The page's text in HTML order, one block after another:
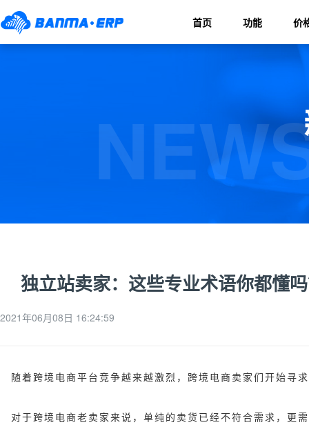
首页 功能 价
独立站卖家：这些专业术语你都懂
2021年06月08日 16:24:59
随着跨境电商平台竞争越来越激烈，跨境电商卖家们开始寻
对于跨境电商老卖家来说，单纯的卖货已经不符合需求，更